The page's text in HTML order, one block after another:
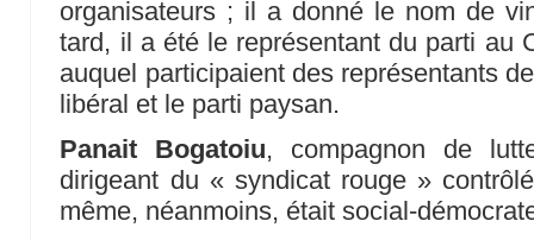
organisateurs ; il a donné le nom de
tard, il a été le représentant du parti au
auquel participaient des représentants
libéral et le parti paysan.
Panait Bogatoiu, compagnon de
dirigeant du « syndicat rouge »
même, néanmoins, était social-